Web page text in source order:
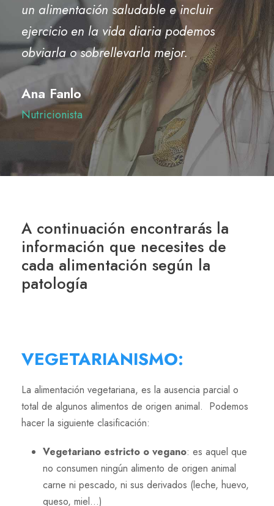
un alimentación saludable e incluir
ejercicio en la vida diaria podemos
obviarla o sobrellevarla mejor.
Ana Fanlo
Nutricionista
A continuación encontrarás la
información que necesites de
cada alimentación según la
patología
VEGETARIANISMO:
La alimentación vegetariana, es la ausencia parcial o
total de algunos alimentos de origen animal. Podemos
hacer la siguiente clasificación:
Vegetariano estricto o vegano: es aquel que
no consumen ningún alimento de origen animal
carne ni pescado, ni sus derivados (leche, huevo,
queso, miel…)